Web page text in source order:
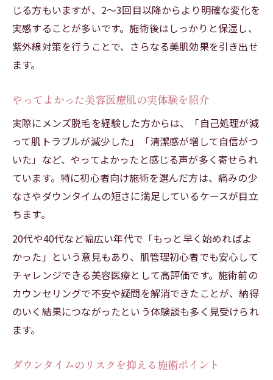
じる方もいますが、2〜3回目以降からより明確な変化を
実感することが多いです。施術後はしっかりと保湿し、
紫外線対策を行うことで、さらなる美肌効果を引き出せ
ます。
やってよかった美容医療肌の実体験を紹介
実際にメンズ脱毛を経験した方からは、「自己処理が減
って肌トラブルが減少した」「清潔感が増して自信がつ
いた」など、やってよかったと感じる声が多く寄せられ
ています。特に初心者向け施術を選んだ方は、痛みの少
なさやダウンタイムの短さに満足しているケースが目立
ちます。
20代や40代など幅広い年代で「もっと早く始めればよ
かった」という意見もあり、肌管理初心者でも安心して
チャレンジできる美容医療として高評価です。施術前の
カウンセリングで不安や疑問を解消できたことが、納得
のいく結果につながったという体験談も多く見受けられ
ます。
ダウンタイムのリスクを抑える施術ポイント